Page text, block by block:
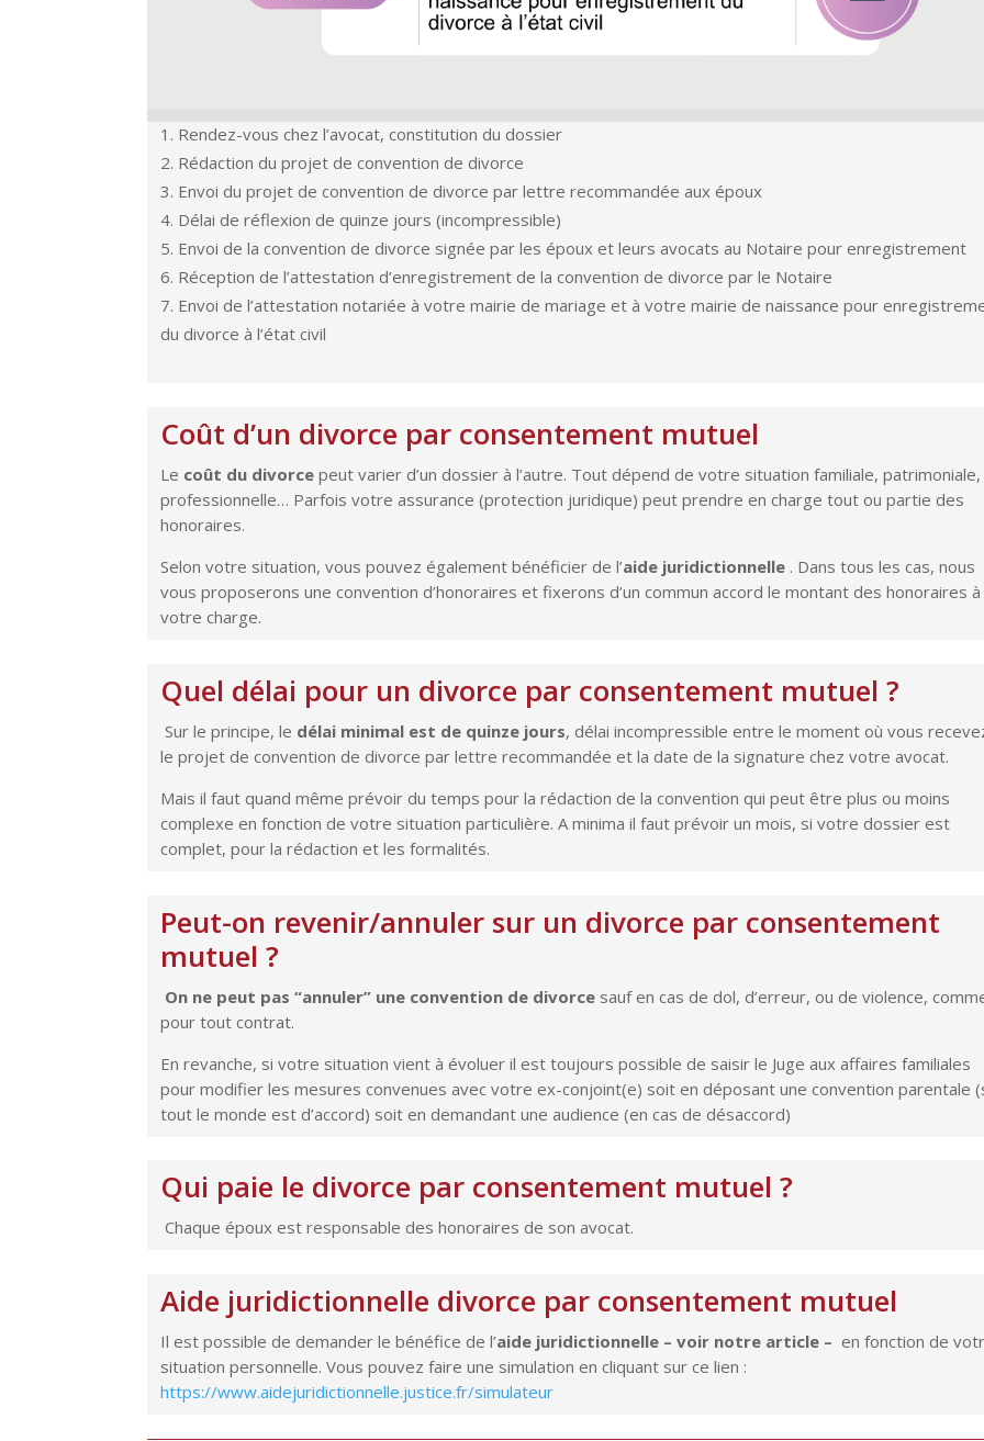
Rendez-vous chez l’avocat, constitution du dossier
Rédaction du projet de convention de divorce
Envoi du projet de convention de divorce par lettre recommandée aux époux
Délai de réflexion de quinze jours (incompressible)
Envoi de la convention de divorce signée par les époux et leurs avocats au Notaire pour enregistrement
Réception de l’attestation d’enregistrement de la convention de divorce par le Notaire
Envoi de l’attestation notariée à votre mairie de mariage et à votre mairie de naissance pour
du divorce à l’état civil
Coût d’un divorce par consentement mutuel
Le coût du divorce peut varier d’un dossier à l’autre. Tout dépend de votre situation familiale, patrimoniale,
professionnelle… Parfois votre assurance (protection juridique) peut prendre en charge tout ou partie des
honoraires.
Selon votre situation, vous pouvez également bénéficier de l’aide juridictionnelle . Dans tous les cas, nous
vous proposerons une convention d’honoraires et fixerons d’un commun accord le montant des honoraires à
votre charge.
Quel délai pour un divorce par consentement mutuel ?
Sur le principe, le délai minimal est de quinze jours, délai incompressible entre le moment où vous
le projet de convention de divorce par lettre recommandée et la date de la signature chez votre avocat.
Mais il faut quand même prévoir du temps pour la rédaction de la convention qui peut être plus ou moins
complexe en fonction de votre situation particulière. A minima il faut prévoir un mois, si votre dossier est
complet, pour la rédaction et les formalités.
Peut-on revenir/annuler sur un divorce par consentement
mutuel ?
On ne peut pas “annuler” une convention de divorce sauf en cas de dol, d’erreur, ou de violence,
pour tout contrat.
En revanche, si votre situation vient à évoluer il est toujours possible de saisir le Juge aux affaires familiales
pour modifier les mesures convenues avec votre ex-conjoint(e) soit en déposant une convention parentale
tout le monde est d’accord) soit en demandant une audience (en cas de désaccord)
Qui paie le divorce par consentement mutuel ?
Chaque époux est responsable des honoraires de son avocat.
Aide juridictionnelle divorce par consentement mutuel
Il est possible de demander le bénéfice de l’aide juridictionnelle – voir notre article – en fonction de
situation personnelle. Vous pouvez faire une simulation en cliquant sur ce lien :
https://www.aidejuridictionnelle.justice.fr/simulateur